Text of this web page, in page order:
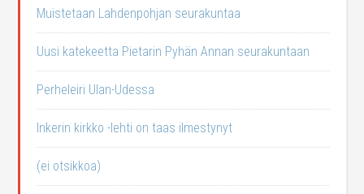
Muistetaan Lahdenpohjan seurakuntaa
Uusi katekeetta Pietarin Pyhän Annan seurakuntaan
Perheleiri Ulan-Udessa
Inkerin kirkko -lehti on taas ilmestynyt
(ei otsikkoa)